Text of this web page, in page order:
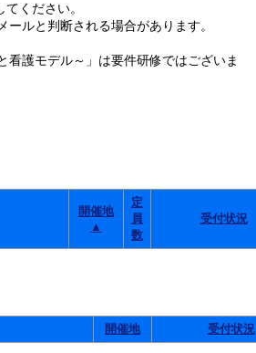
ください。
ルと判断される場合があります。
看護モデル～」は要件研修ではございま
開催地
▲
定
員
数
受付状況
開催地 受付状況